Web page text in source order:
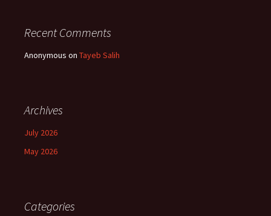
Recent Comments
Anonymous on Tayeb Salih
Archives
July 2026
May 2026
Categories